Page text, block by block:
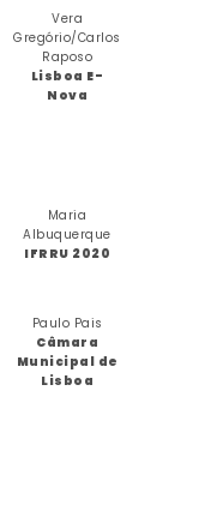
Vera
Gregório/Carlos
Raposo
Lisboa E-
Nova
Maria
Albuquerque
IFRRU 2020
Paulo Pais
Câmara
Municipal de
Lisboa